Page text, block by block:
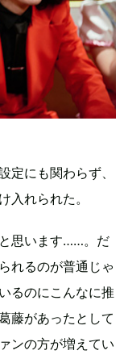
にも関わらず、
入れられた。
思います……。だ
れるのが普通じゃ
るのにこんなに推
藤があったとして
ンの方が増えてい